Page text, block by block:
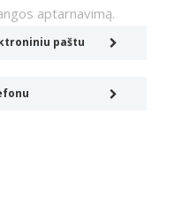
aptarnavimą.
paštu